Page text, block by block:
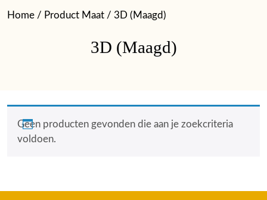
Home / Product Maat / 3D (Maagd)
3D (Maagd)
Geen producten gevonden die aan je zoekcriteria
voldoen.